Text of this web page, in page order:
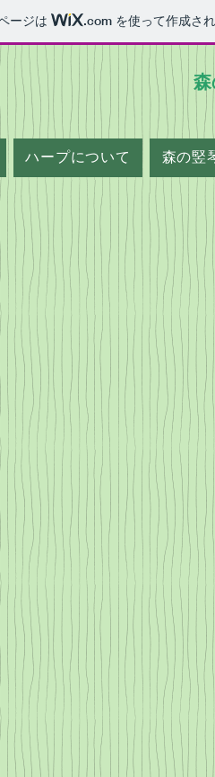
ージは .comを使って作成さ
ハープについて 森の竪